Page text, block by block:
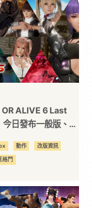
OR ALIVE 6 Last
日發布一般版、基
公開新角色
」的情報～
動作 改版資訊
格鬥